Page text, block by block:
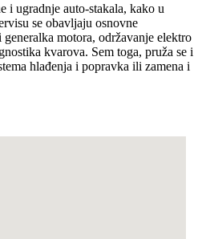
i ugradnje auto-stakala, kako u
se obavljaju osnovne
motora, održavanje elektro
kvarova. Sem toga, pruža se i
hlađenja i popravka ili zamena i